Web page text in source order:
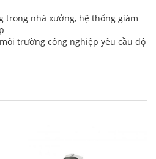
trong nhà xưởng, hệ thống giám
trường công nghiệp yêu cầu độ